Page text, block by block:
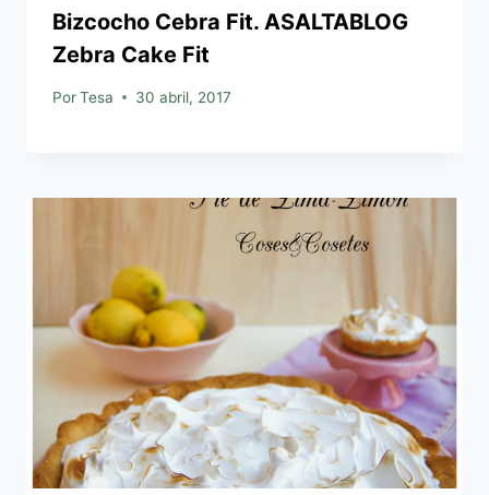
Bizcocho Cebra Fit. ASALTABLOG
Zebra Cake Fit
PorTesa 30 abril, 2017